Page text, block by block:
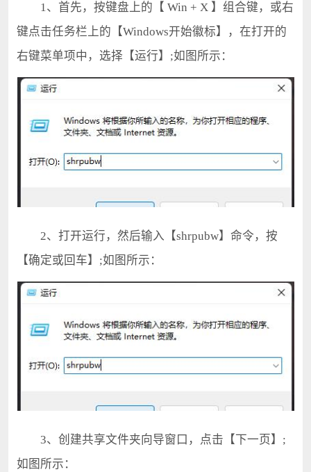
1、首先，按键盘上的【 Win + X 】组合键，或右
键点击任务栏上的【Windows开始徽标】，在打开的
右键菜单项中，选择【运行】;如图所示：
2、打开运行，然后输入【shrpubw】命令，按
【确定或回车】;如图所示：
3、创建共享文件夹向导窗口，点击【下一页】;
如图所示：